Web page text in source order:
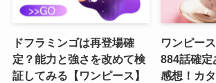
ドフラミンゴは再登場確
定？能力と強さを改めて検
証してみる【ワンピース】
ワンピー
884話確定
感想！カ